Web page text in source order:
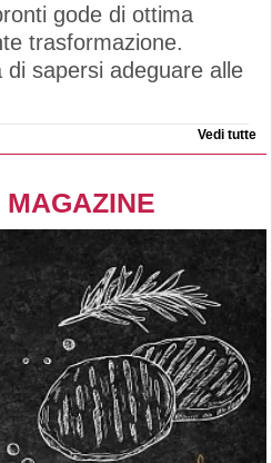
gode di ottima
trasformazione.
di sapersi adeguare alle
Vedi tutte
MAGAZINE